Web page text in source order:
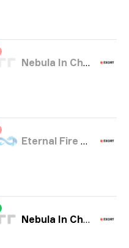
Nebula In Chaox
Eternal Fire Academy
Nebula In Chaox